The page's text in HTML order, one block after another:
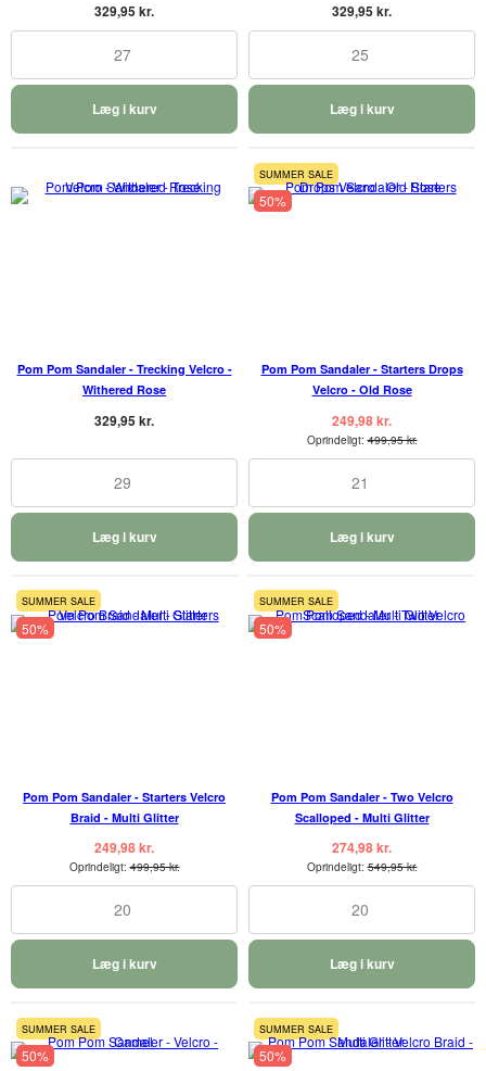
329,95 kr.
27
Læg i kurv
329,95 kr.
25
Læg i kurv
Pom Pom Sandaler - Trecking Velcro -
Withered Rose
329,95 kr.
29
Læg i kurv
SUMMER SALE
50%
Pom Pom Sandaler - Starters Drops
Velcro - Old Rose
249,98 kr.
Oprindeligt:499,95 kr.
21
Læg i kurv
SUMMER SALE
50%
Pom Pom Sandaler - Starters Velcro
Braid - Multi Glitter
249,98 kr.
Oprindeligt:499,95 kr.
20
Læg i kurv
SUMMER SALE
50%
Pom Pom Sandaler - Two Velcro
Scalloped - Multi Glitter
274,98 kr.
Oprindeligt:549,95 kr.
20
Læg i kurv
SUMMER SALE
50%
SUMMER SALE
50%